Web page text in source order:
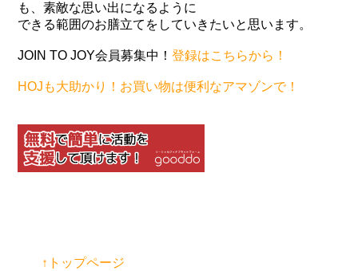
も、素敵な思い出になるように
できる範囲のお膳立てをしていきたいと思います。
JOIN TO JOY会員募集中！登録はこちらから！
HOJも大助かり！お買い物は便利なアマゾンで！
↑トップページ